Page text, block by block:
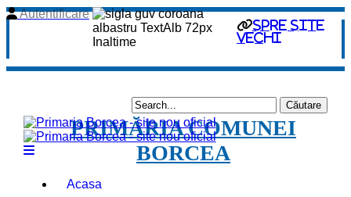
spre site
vechi
Autentificare
PRIMĂRIA COMUNEI
BORCEA
Acasa